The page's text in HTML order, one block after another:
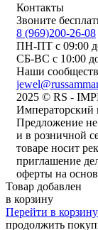
Контакты
Звоните
8 (969)200-26-08
ПН-ПТ с 09:00
СБ-ВС с 10:00
Наши
2025 © RS -
Императорский
Предложение
и в розничной
товаре носит
приглашение
оферты на
Товар добавлен
в корзину
Перейти в корзину
продолжить